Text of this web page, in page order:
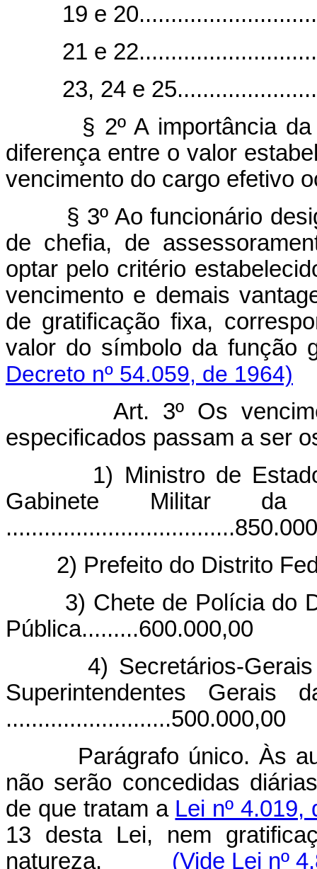
19 e
21 e
23, 24 e
§ 2º A importância
diferença entre o valor
vencimento do cargo efetivo
§ 3º Ao funcionário
de chefia, de
optar pelo critério
vencimento e demais
de gratificação fixa,
valor do símbolo da
Decreto nº 54.059, de 1964)
Art. 3º Os
especificados passam a ser
1) Ministro de
Gabinete Militar da
2) Prefeito do Distrito
3) Chete de Polícia do
Pública.........600.000,00
4) Secretários-
Superintendentes Gerais
..........................500.000,00
Parágrafo único. Às
não serão concedidas
de que tratam a Lei nº 4.019,
13 desta Lei, nem
natureza. (Vide Lei nº